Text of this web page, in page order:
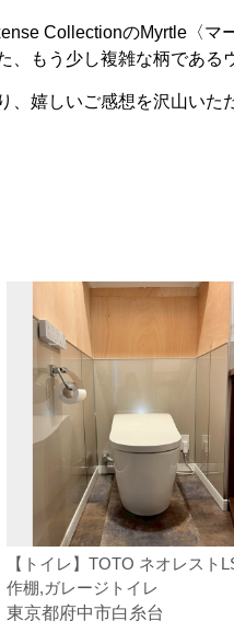
CollectionのMyrtle〈マ
、もう少し複雑な柄であ
、嬉しいご感想を沢山いた
【トイレ】TOTO ネオレスト
作棚,ガレージトイレ
東京都府中市白糸台